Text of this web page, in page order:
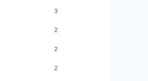
3
2
2
2